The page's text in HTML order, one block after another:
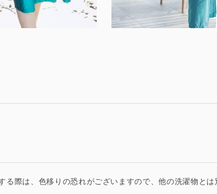
は、色移りの恐れがございますので、他の洗濯物とは